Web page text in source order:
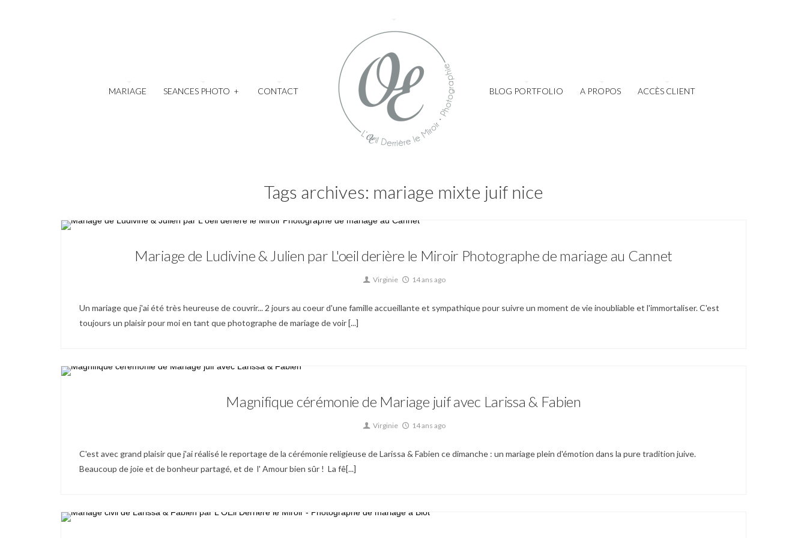
MARIAGE SEANCES PHOTO + CONTACT BLOG PORTFOLIO A PROPOS ACCÈS CLIENT
Tags archives: mariage mixte juif nice
Mariage de Ludivine & Julien par L'oeil derière le Miroir Photographe de mariage au Cannet
Virginie 14 ans ago
Un mariage que j'ai été très heureuse de couvrir... 2 jours au coeur d'une famille accueillante et sympathique pour suivre un moment de vie inoubliable et l'immortaliser. C'est
toujours un plaisir pour moi en tant que photographe de mariage de voir [...]
Magnifique cérémonie de Mariage juif avec Larissa & Fabien
Virginie 14 ans ago
C'est avec grand plaisir que j'ai réalisé le reportage de la cérémonie religieuse de Larissa & Fabien ce dimanche : un mariage plein d'émotion dans la pure tradition juive.
Beaucoup de joie et de bonheur partagé, et de l' Amour bien sûr ! La fê[...]